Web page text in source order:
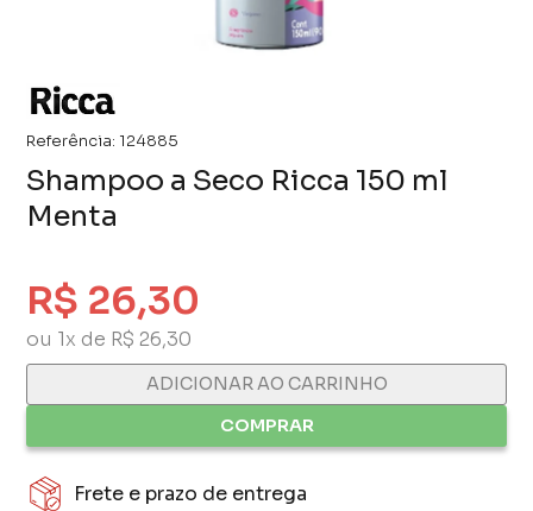
Referência: 124885
Shampoo a Seco Ricca 150 ml
Menta
R$ 26,30
ou 1x de R$ 26,30
ADICIONAR AO CARRINHO
COMPRAR
Frete e prazo de entrega